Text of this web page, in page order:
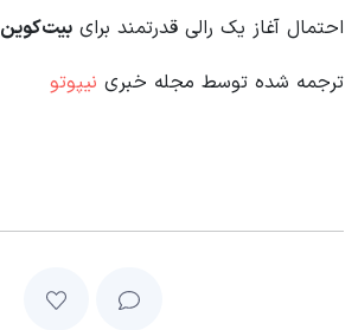
احتمال آغاز یک رالی قدرتمند برای بیت‌کوین
ترجمه شده توسط مجله خبری نیپوتو